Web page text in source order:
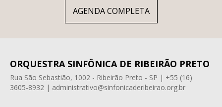
AGENDA COMPLETA
ORQUESTRA SINFÔNICA DE RIBEIRÃO PRETO
Rua São Sebastião, 1002 - Ribeirão Preto - SP | +55 (16)
3605-8932 | administrativo@sinfonicaderibeirao.org.br